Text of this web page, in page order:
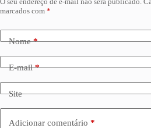
marcados com *
Nome*
E-mail*
Site
Adicionar comentário *